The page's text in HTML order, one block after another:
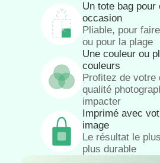
Un tote bag pour
occasion
Pliable, pour
ou pour la plage
Une couleur ou
couleurs
Profitez de votre
qualité
impacter
Imprimé avec
image
Le résultat le
plus durable